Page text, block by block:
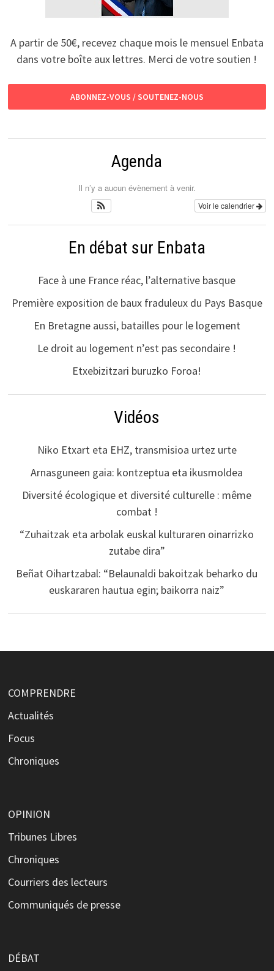
A partir de 50€, recevez chaque mois le mensuel Enbata
dans votre boîte aux lettres. Merci de votre soutien !
ABONNEZ-VOUS / SOUTENEZ-NOUS
Agenda
Il n’y a aucun évènement à venir.
Voir le calendrier
En débat sur Enbata
Face à une France réac, l’alternative basque
Première exposition de baux fraduleux du Pays Basque
En Bretagne aussi, batailles pour le logement
Le droit au logement n’est pas secondaire !
Etxebizitzari buruzko Foroa!
Vidéos
Niko Etxart eta EHZ, transmisioa urtez urte
Arnasguneen gaia: kontzeptua eta ikusmoldea
Diversité écologique et diversité culturelle : même
combat !
“Zuhaitzak eta arbolak euskal kulturaren oinarrizko
zutabe dira”
Beñat Oihartzabal: “Belaunaldi bakoitzak beharko du
euskararen hautua egin; baikorra naiz”
COMPRENDRE
Actualités
Focus
Chroniques
OPINION
Tribunes Libres
Chroniques
Courriers des lecteurs
Communiqués de presse
DÉBAT